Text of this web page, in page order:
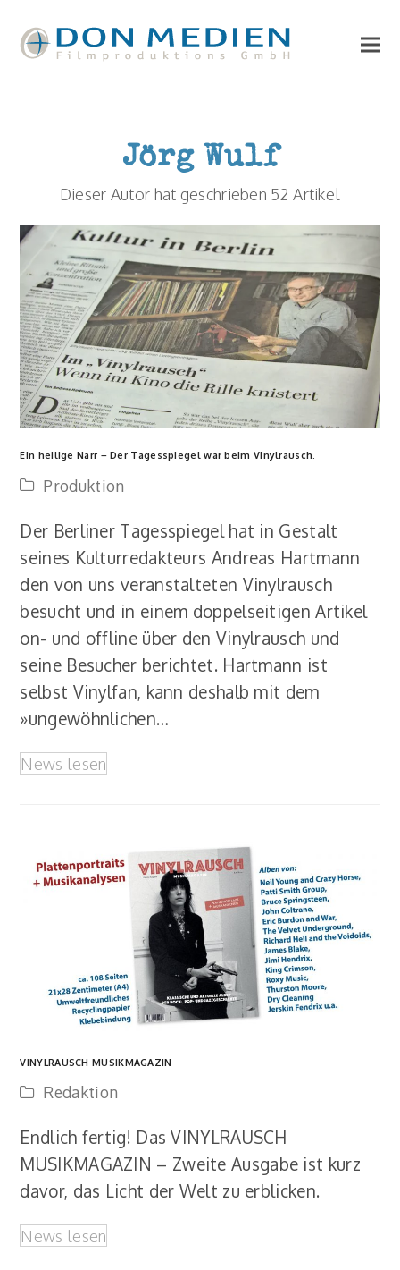
Jörg Wulf
Dieser Autor hat geschrieben 52 Artikel
Ein heilige Narr – Der Tagesspiegel war beim Vinylrausch.
Produktion
Der Berliner Tagesspiegel hat in Gestalt
seines Kulturredakteurs Andreas Hartmann
den von uns veranstalteten Vinylrausch
besucht und in einem doppelseitigen Artikel
on- und offline über den Vinylrausch und
seine Besucher berichtet. Hartmann ist
selbst Vinylfan, kann deshalb mit dem
»ungewöhnlichen…
News lesen
VINYLRAUSCH MUSIKMAGAZIN
Redaktion
Endlich fertig! Das VINYLRAUSCH
MUSIKMAGAZIN – Zweite Ausgabe ist kurz
davor, das Licht der Welt zu erblicken.
News lesen